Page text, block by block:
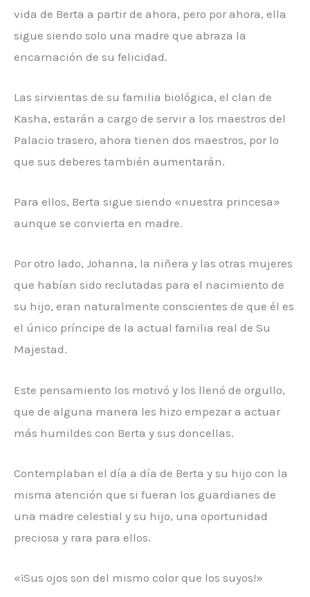
vida de Berta a partir de ahora, pero por ahora, ella
sigue siendo solo una madre que abraza la
encarnación de su felicidad.
Las sirvientas de su familia biológica, el clan de
Kasha, estarán a cargo de servir a los maestros del
Palacio trasero, ahora tienen dos maestros, por lo
que sus deberes también aumentarán.
Para ellos, Berta sigue siendo «nuestra princesa»
aunque se convierta en madre.
Por otro lado, Johanna, la niñera y las otras mujeres
que habían sido reclutadas para el nacimiento de
su hijo, eran naturalmente conscientes de que él es
el único príncipe de la actual familia real de Su
Majestad.
Este pensamiento los motivó y los llenó de orgullo,
que de alguna manera les hizo empezar a actuar
más humildes con Berta y sus doncellas.
Contemplaban el día a día de Berta y su hijo con la
misma atención que si fueran los guardianes de
una madre celestial y su hijo, una oportunidad
preciosa y rara para ellos.
«¡Sus ojos son del mismo color que los suyos!»